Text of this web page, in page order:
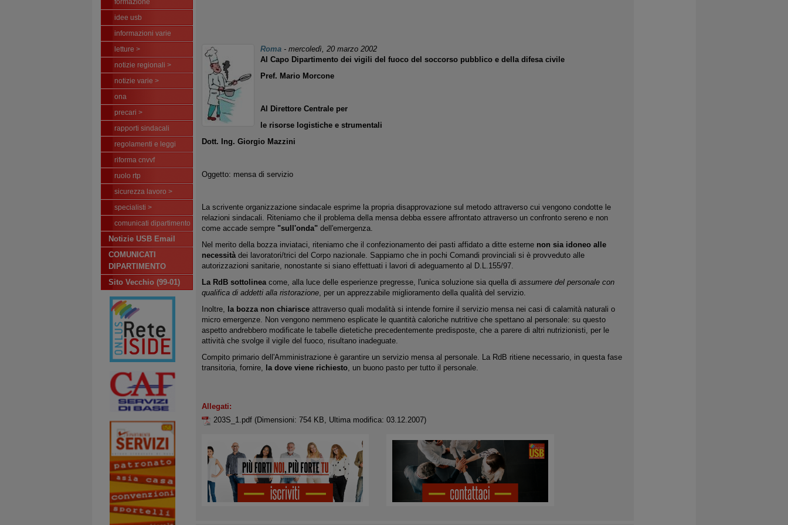
formazione
idee usb
informazioni varie
letture >
notizie regionali >
notizie varie >
ona
precari >
rapporti sindacali
regolamenti e leggi
riforma cnvvf
ruolo rtp
sicurezza lavoro >
specialisti >
comunicati dipartimento
Notizie USB Email
COMUNICATI
DIPARTIMENTO
Sito Vecchio (99-01)
Roma- mercoledì, 20 marzo 2002
Al Capo Dipartimento dei vigili del fuoco del soccorso pubblico e della difesa civile
Pref. Mario Morcone
Al Direttore Centrale per
le risorse logistiche e strumentali
Dott. Ing. Giorgio Mazzini
Oggetto: mensa di servizio
La scrivente organizzazione sindacale esprime la propria disapprovazione sul metodo attraverso cui vengono condotte le
relazioni sindacali. Riteniamo che il problema della mensa debba essere affrontato attraverso un confronto sereno e non
come accade sempre "sull'onda"dell'emergenza.
Nel merito della bozza inviataci, riteniamo che il confezionamento dei pasti affidato a ditte esterne non sia idoneo alle
necessitàdei lavoratori/trici del Corpo nazionale. Sappiamo che in pochi Comandi provinciali si è provveduto alle
autorizzazioni sanitarie, nonostante si siano effettuati i lavori di adeguamento al D.L.155/97.
La RdB sottolineacome, alla luce delle esperienze pregresse, l'unica soluzione sia quella di assumere del personale con
qualifica di addetti alla ristorazione, per un apprezzabile miglioramento della qualità del servizio.
Inoltre, la bozza non chiarisceattraverso quali modalità si intende fornire il servizio mensa nei casi di calamità naturali o
micro emergenze. Non vengono nemmeno esplicate le quantità caloriche nutritive che spettano al personale: su questo
aspetto andrebbero modificate le tabelle dietetiche precedentemente predisposte, che a parere di altri nutrizionisti, per le
attività che svolge il vigile del fuoco, risultano inadeguate.
Compito primario dell'Amministrazione è garantire un servizio mensa al personale. La RdB ritiene necessario, in questa fase
transitoria, fornire, la dove viene richiesto, un buono pasto per tutto il personale.
Allegati:
203S_1.pdf (Dimensioni: 754 KB, Ultima modifica: 03.12.2007)